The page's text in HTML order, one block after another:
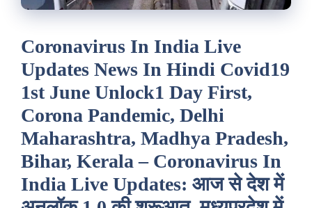
Coronavirus In India Live
Updates News In Hindi Covid19
1st June Unlock1 Day First,
Corona Pandemic, Delhi
Maharashtra, Madhya Pradesh,
Bihar, Kerala – Coronavirus In
India Live Updates: आज से देश में